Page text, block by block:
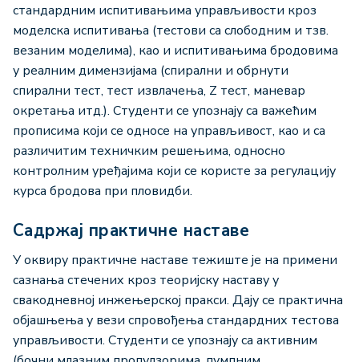
стандардним испитивањима управљивости кроз
моделска испитивања (тестови са слободним и тзв.
везаним моделима), као и испитивањима бродовима
у реалним димензијама (спирални и обрнути
спирални тест, тест извлачења, Z тест, маневар
окретања итд.). Студенти се упознају са важећим
прописима који се односе на управљивост, као и са
различитим техничким решењима, односно
контролним уређајима који се користе за регулацију
курса бродова при пловидби.
Садржај практичне наставе
У оквиру практичне наставе тежиште је на примени
сазнања стечених кроз теоријску наставу у
свакодневној инжењерској пракси. Дају се практична
објашњења у вези спровођења стандардних тестова
управљивости. Студенти се упознају са активним